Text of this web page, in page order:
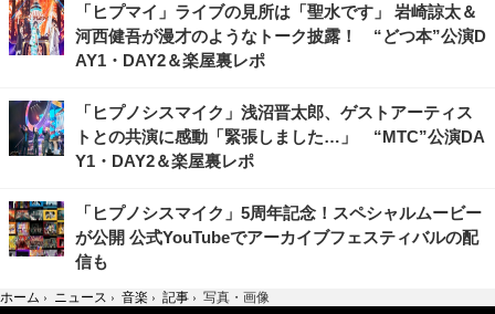
「ヒプマイ」ライブの見所は「聖水です」 岩崎諒太＆
河西健吾が漫才のようなトーク披露！ “どつ本”公演D
AY1・DAY2＆楽屋裏レポ
「ヒプノシスマイク」浅沼晋太郎、ゲストアーティス
トとの共演に感動「緊張しました…」 “MTC”公演DA
Y1・DAY2＆楽屋裏レポ
「ヒプノシスマイク」5周年記念！スペシャルムービー
が公開 公式YouTubeでアーカイブフェスティバルの配
信も
ホーム › ニュース › 音楽 › 記事 › 写真・画像